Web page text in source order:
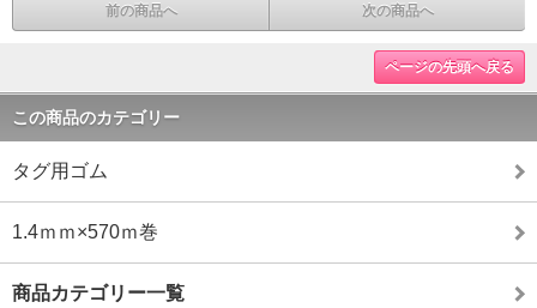
前の商品へ 次の商品へ
ページの先頭へ戻る
この商品のカテゴリー
タグ用ゴム
1.4ｍｍ×570ｍ巻
商品カテゴリー一覧